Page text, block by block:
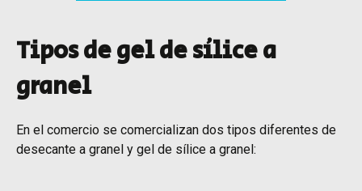
Tipos de gel de sílice a
granel
En el comercio se comercializan dos tipos diferentes de
desecante a granel y gel de sílice a granel: